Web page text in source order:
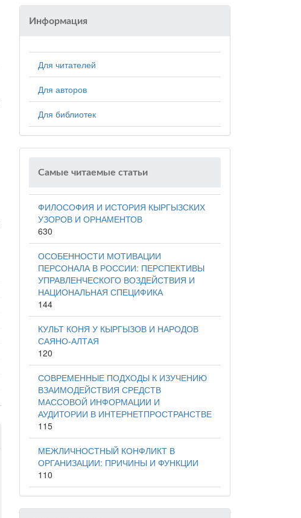
Информация
Для читателей
Для авторов
Для библиотек
Самые читаемые статьи
ФИЛОСОФИЯ И ИСТОРИЯ КЫРГЫЗСКИХ
УЗОРОВ И ОРНАМЕНТОВ
630
ОСОБЕННОСТИ МОТИВАЦИИ
ПЕРСОНАЛА В РОССИИ: ПЕРСПЕКТИВЫ
УПРАВЛЕНЧЕСКОГО ВОЗДЕЙСТВИЯ И
НАЦИОНАЛЬНАЯ СПЕЦИФИКА
144
КУЛЬТ КОНЯ У КЫРГЫЗОВ И НАРОДОВ
САЯНО-АЛТАЯ
120
СОВРЕМЕННЫЕ ПОДХОДЫ К ИЗУЧЕНИЮ
ВЗАИМОДЕЙСТВИЯ СРЕДСТВ
МАССОВОЙ ИНФОРМАЦИИ И
АУДИТОРИИ В ИНТЕРНЕТПРОСТРАНСТВЕ
115
МЕЖЛИЧНОСТНЫЙ КОНФЛИКТ В
ОРГАНИЗАЦИИ: ПРИЧИНЫ И ФУНКЦИИ
110